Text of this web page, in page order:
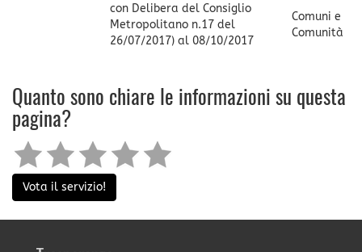
con Delibera del Consiglio
Metropolitano n.17 del
26/07/2017) al 08/10/2017
Comuni e
Comunità
Quanto sono chiare le informazioni su questa
pagina?
Vota il servizio!